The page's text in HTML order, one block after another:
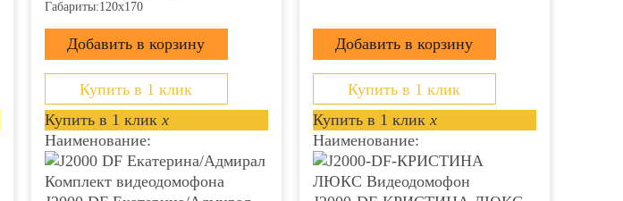
Габариты:120x170
Купить в 1 клик
Купить в 1 клик x
Наименование:
Купить в 1 клик
Купить в 1 клик x
Наименование: